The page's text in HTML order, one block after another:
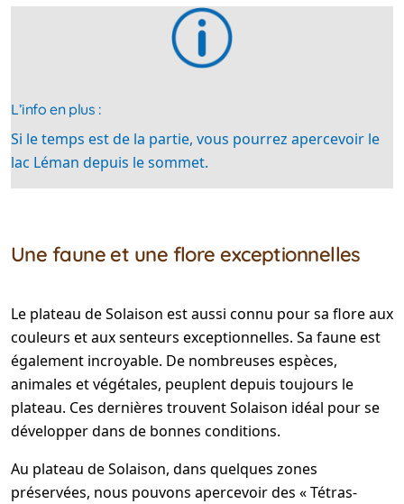
L’info en plus :
Si le temps est de la partie, vous pourrez apercevoir le
lac Léman depuis le sommet.
Une faune et une flore exceptionnelles
Le plateau de Solaison est aussi connu pour sa flore aux
couleurs et aux senteurs exceptionnelles. Sa faune est
également incroyable. De nombreuses espèces,
animales et végétales, peuplent depuis toujours le
plateau. Ces dernières trouvent Solaison idéal pour se
développer dans de bonnes conditions.
Au plateau de Solaison, dans quelques zones
préservées, nous pouvons apercevoir des « Tétras-